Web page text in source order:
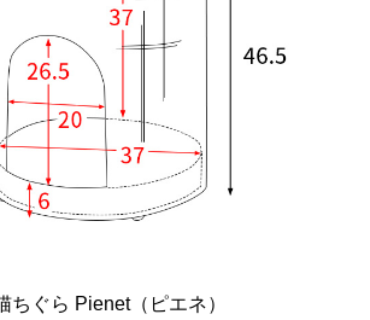
ちぐら Pienet（ピエネ）